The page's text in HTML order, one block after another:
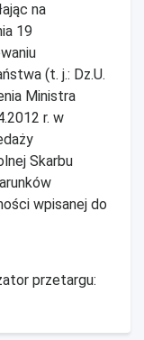
na
19
(t. j.: Dz.U.
Ministra
r. w
Skarbu
wpisanej do
przetargu: